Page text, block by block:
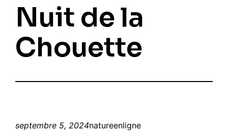
Nuit de la
Chouette
septembre 5, 2024natureenligne